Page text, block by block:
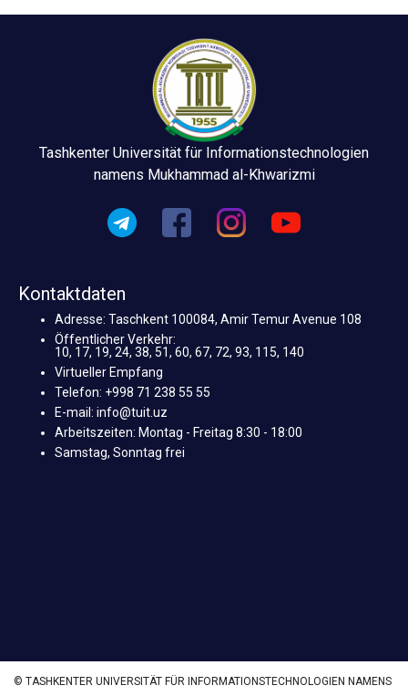
Tashkenter Universität für Informationstechnologien
namens Mukhammad al-Khwarizmi
Kontaktdaten
Adresse: Taschkent 100084, Amir Temur Avenue 108
Öffentlicher Verkehr:
10, 17, 19, 24, 38, 51, 60, 67, 72, 93, 115, 140
Virtueller Empfang
Telefon: +998 71 238 55 55
E-mail: info@tuit.uz
Arbeitszeiten: Montag - Freitag 8:30 - 18:00
Samstag, Sonntag frei
© TASHKENTER UNIVERSITÄT FÜR INFORMATIONSTECHNOLOGIEN NAMENS